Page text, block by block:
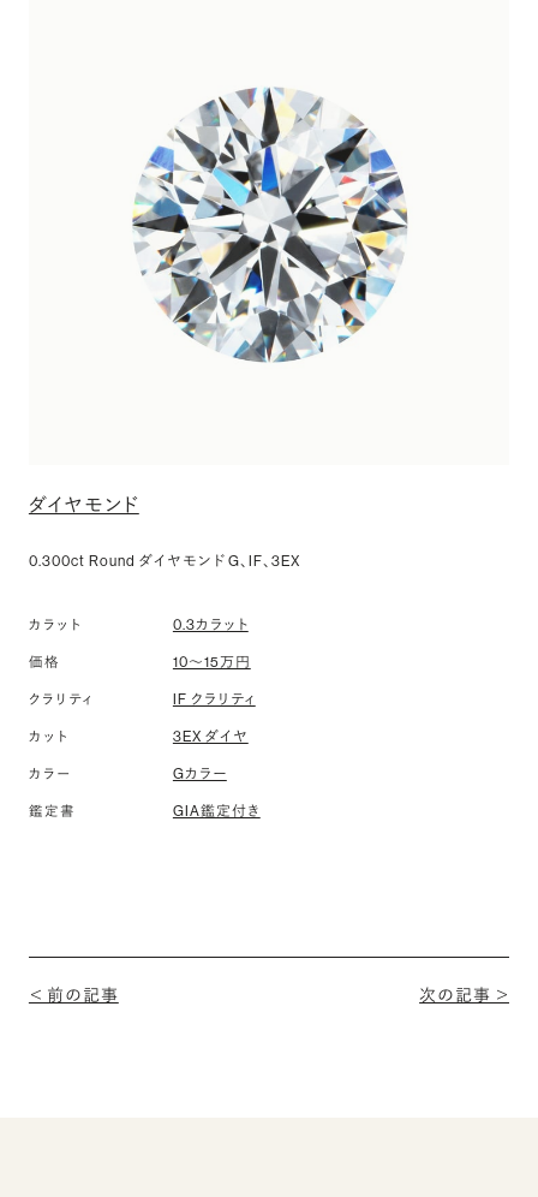
ダイヤモンド
0.300ct Round ダイヤモンド G、IF、3EX
カラット 0.3カラット
価格 10〜15万円
クラリティ IF クラリティ
カット 3EX ダイヤ
カラー Gカラー
鑑定書 GIA鑑定付き
＜ 前の記事 次の記事 ＞